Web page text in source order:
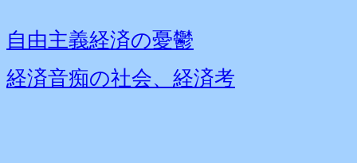
自由主義経済の憂鬱
経済音痴の社会、経済考